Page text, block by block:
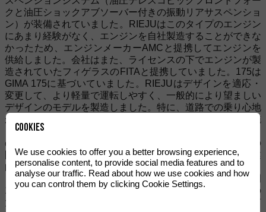
クと油圧ショックアブソーバー付きの振動リアサスペンショ
ン）が装備されていました。RIEJUはこのタイプのエンジン
にあまり経験がなく、エンジンを自社製造することができな
かったため、エンジンメーカーAMCと提携してエンジンを
供給しました。会社はまた、ライセンスの下でエンジンが製
造されていたフィゲラスのFITAと提携していました。175は
GIMA 175に基づいていました。RIEJUはデザインを適応・
変更して、より軽量で運転しやすく、一般的により望ましい
デザインのモデルを製造しました。特に、道路での乗り心地
が非常に快適であるためです。さらに、RIEJUエンジンに施
された改善により、燃料消費がより効率的になりました。こ
の特徴が売上の増加に貢献しました。1953年から1961年の
間に5,000台が製造されました。その後（シャーシ）、商業
的な運行は別のタイプのエンジン（Hispano Villiers）によ
って推進され、さらに4年間続きました。この期間中、年間
1,000台の車両が製造されました。ディストリビューターの
大きな需要と175cc RIEJUのパワーが、会社名に大きな名声
Cookies
We use cookies to offer you a better browsing experience,
personalise content, to provide social media features and to
analyse our traffic. Read about how we use cookies and how
you can control them by clicking Cookie Settings.